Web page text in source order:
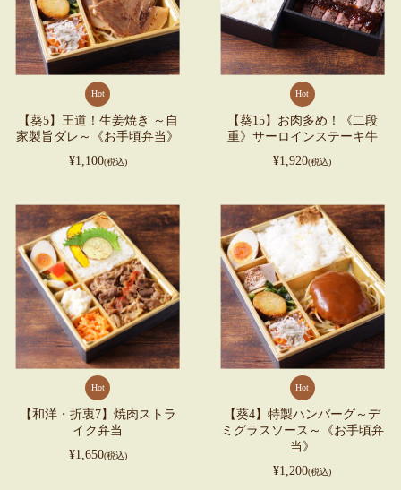
Hot
【葵5】王道！生姜焼き ～自
家製旨ダレ～《お手頃弁当》
¥1,100(税込)
Hot
【葵15】お肉多め！《二段
重》サーロインステーキ牛
¥1,920(税込)
Hot
【和洋・折衷7】焼肉ストラ
イク弁当
¥1,650(税込)
Hot
【葵4】特製ハンバーグ～デ
ミグラスソース～《お手頃弁
当》
¥1,200(税込)